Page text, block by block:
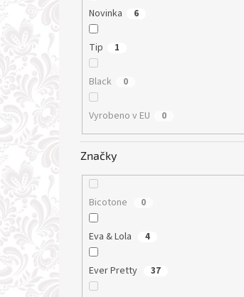
Novinka 6
Tip 1
Black 0
Vyrobeno v EU 0
Značky
Bicotone 0
Eva & Lola 4
Ever Pretty 37